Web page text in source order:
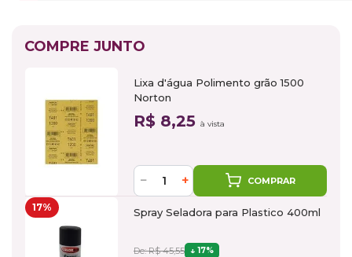
COMPRE JUNTO
Lixa d'água Polimento grão 1500
Norton
R$ 8,25 à vista
− + COMPRAR
17% Spray Seladora para Plastico 400ml
De: R$ 45,55 17%